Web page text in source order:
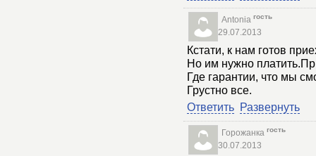
Antonia гость
29.07.2013
Кстати, к нам готов
Но им нужно
Где гарантии, что мы
Грустно все.
Ответить Развернуть
Горожанка гость
30.07.2013